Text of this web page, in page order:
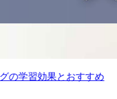
の学習効果とおすすめ